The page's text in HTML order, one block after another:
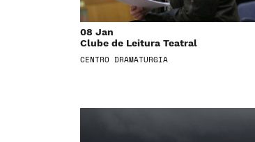
08 Jan
Clube de Leitura Teatral
CENTRO DRAMATURGIA